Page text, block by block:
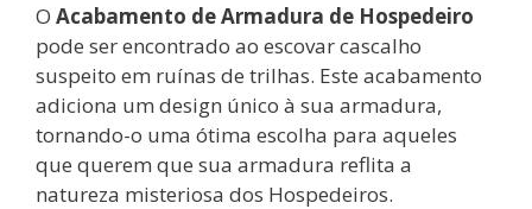
O Acabamento de Armadura de Hospedeiro
pode ser encontrado ao escovar cascalho
suspeito em ruínas de trilhas. Este acabamento
adiciona um design único à sua armadura,
tornando-o uma ótima escolha para aqueles
que querem que sua armadura reflita a
natureza misteriosa dos Hospedeiros.